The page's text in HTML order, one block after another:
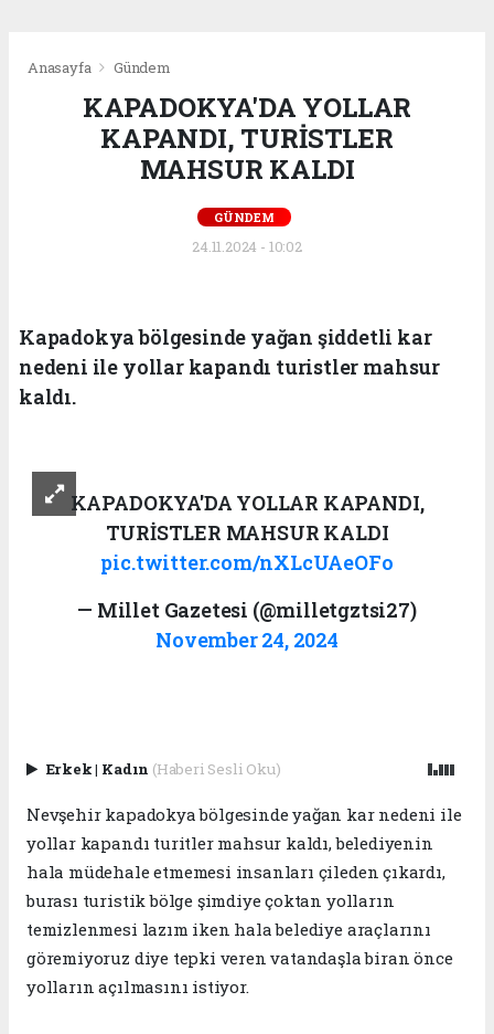
Anasayfa Gündem
KAPADOKYA'DA YOLLAR
KAPANDI, TURİSTLER
MAHSUR KALDI
GÜNDEM
24.11.2024 - 10:02
Kapadokya bölgesinde yağan şiddetli kar
nedeni ile yollar kapandı turistler mahsur
kaldı.
KAPADOKYA'DA YOLLAR KAPANDI,
TURİSTLER MAHSUR KALDI
pic.twitter.com/nXLcUAeOFo
— Millet Gazetesi (@milletgztsi27)
November 24, 2024
Erkek| Kadın (Haberi Sesli Oku)
Nevşehir kapadokya bölgesinde yağan kar nedeni ile
yollar kapandı turitler mahsur kaldı, belediyenin
hala müdehale etmemesi insanları çileden çıkardı,
burası turistik bölge şimdiye çoktan yolların
temizlenmesi lazım iken hala belediye araçlarını
göremiyoruz diye tepki veren vatandaşla biran önce
yolların açılmasını istiyor.